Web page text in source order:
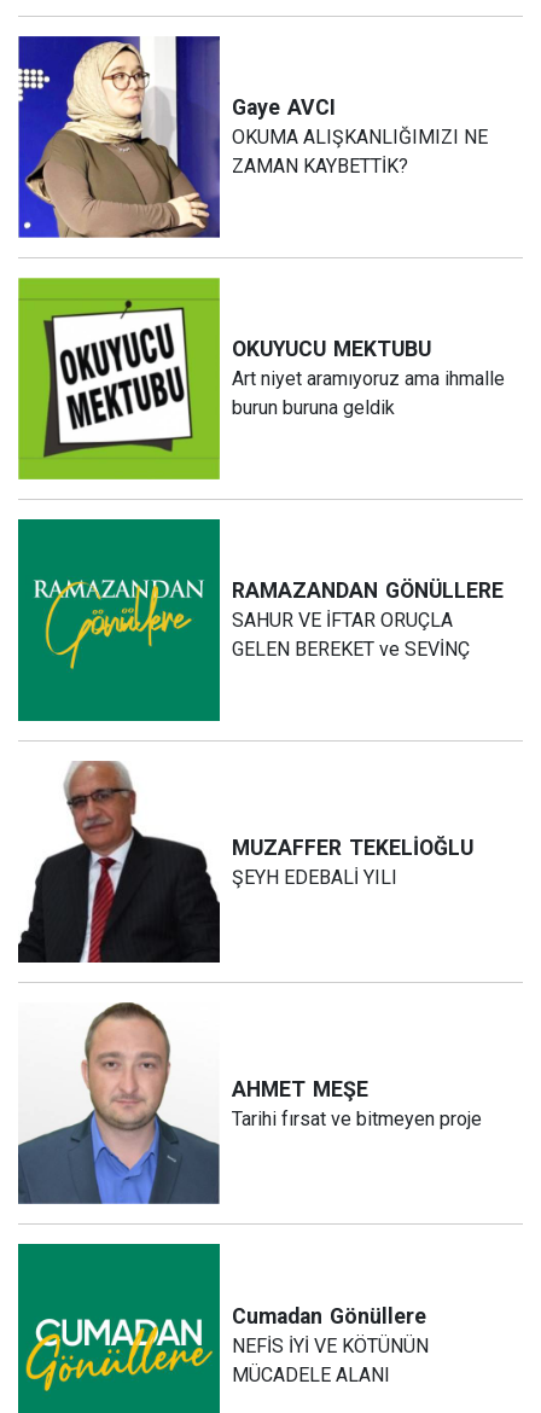
Gaye AVCI
OKUMA ALIŞKANLIĞIMIZI NE
ZAMAN KAYBETTİK?
OKUYUCU MEKTUBU
Art niyet aramıyoruz ama ihmalle
burun buruna geldik
RAMAZANDAN GÖNÜLLERE
SAHUR VE İFTAR ORUÇLA
GELEN BEREKET ve SEVİNÇ
MUZAFFER TEKELİOĞLU
ŞEYH EDEBALİ YILI
AHMET MEŞE
Tarihi fırsat ve bitmeyen proje
Cumadan Gönüllere
NEFİS İYİ VE KÖTÜNÜN
MÜCADELE ALANI